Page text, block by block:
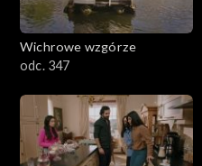
Wichrowe wzgórze
odc. 347